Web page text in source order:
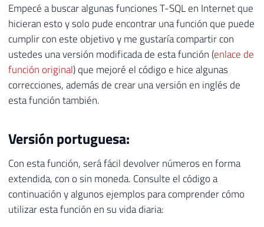
Empecé a buscar algunas funciones T-SQL en Internet que
hicieran esto y solo pude encontrar una función que puede
cumplir con este objetivo y me gustaría compartir con
ustedes una versión modificada de esta función (enlace de
función original) que mejoré el código e hice algunas
correcciones, además de crear una versión en inglés de
esta función también.
Versión portuguesa:
Con esta función, será fácil devolver números en forma
extendida, con o sin moneda. Consulte el código a
continuación y algunos ejemplos para comprender cómo
utilizar esta función en su vida diaria: